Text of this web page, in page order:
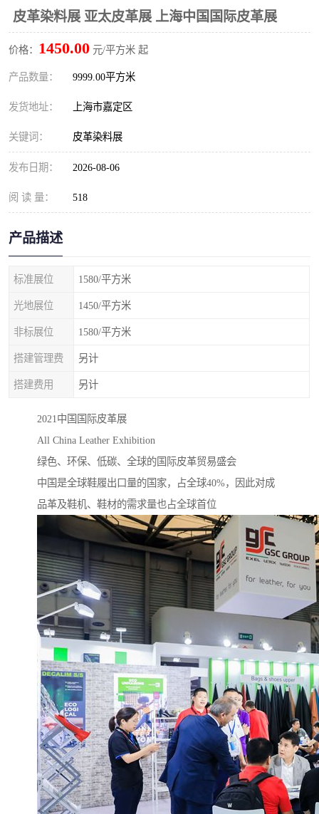
皮革染料展 亚太皮革展 上海中国国际皮革展
价格： 1450.00 元/平方米 起
产品数量： 9999.00平方米
发货地址： 上海市嘉定区
关键词： 皮革染料展
发布日期： 2026-08-06
阅 读 量： 518
产品描述
标准展位 1580/平方米
光地展位 1450/平方米
非标展位 1580/平方米
搭建管理费 另计
搭建费用 另计
2021中国国际皮革展
All China Leather Exhibition
绿色、环保、低碳、全球的国际皮革贸易盛会
中国是全球鞋履出口量的国家，占全球40%，因此对成
品革及鞋机、鞋材的需求量也占全球首位